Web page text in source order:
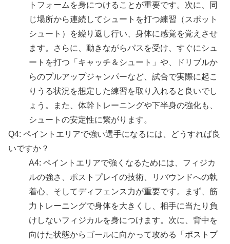
トフォームを身につけることが重要です。次に、同
じ場所から連続してシュートを打つ練習（スポット
シュート）を繰り返し行い、身体に感覚を覚えさせ
ます。さらに、動きながらパスを受け、すぐにシュ
ートを打つ「キャッチ＆シュート」や、ドリブルか
らのプルアップジャンパーなど、試合で実際に起こ
りうる状況を想定した練習を取り入れると良いでし
ょう。また、体幹トレーニングや下半身の強化も、
シュートの安定性に繋がります。
Q4: ペイントエリアで強い選手になるには、どうすれば良
いですか？
A4: ペイントエリアで強くなるためには、フィジカ
ルの強さ、ポストプレイの技術、リバウンドへの執
着心、そしてディフェンス力が重要です。まず、筋
力トレーニングで身体を大きくし、相手に当たり負
けしないフィジカルを身につけます。次に、背中を
向けた状態からゴールに向かって攻める「ポストプ